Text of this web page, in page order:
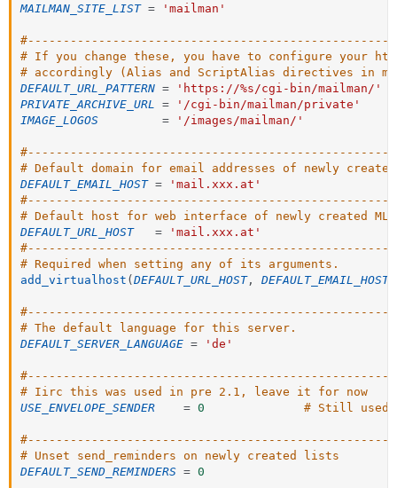
MAILMAN_SITE_LIST = 'mailman'
# If you change these, you have to configure your
# accordingly (Alias and ScriptAlias directives in
DEFAULT_URL_PATTERN =
'https://%s/cgi-bin/mailman/'
PRIVATE_ARCHIVE_URL =
'/cgi-bin/mailman/private'
IMAGE_LOGOS
= '/images/mailman/'
# Default domain for email addresses of newly created
DEFAULT_EMAIL_HOST =
'mail.xxx.at'
# Default host for web interface of newly created MLs
DEFAULT_URL_HOST
=
'mail.xxx.at'
# Required when setting any of its arguments.
add_virtualhost ( DEFAULT_URL_HOST, DEFAULT_EMAIL_HOST
# The default language for this server.
DEFAULT_SERVER_LANGUAGE = 'de'
# Iirc this was used in pre 2.1, leave it for now
USE_ENVELOPE_SENDER
= 0 # Still used?
# Unset send_reminders on newly created lists
DEFAULT_SEND_REMINDERS = 0